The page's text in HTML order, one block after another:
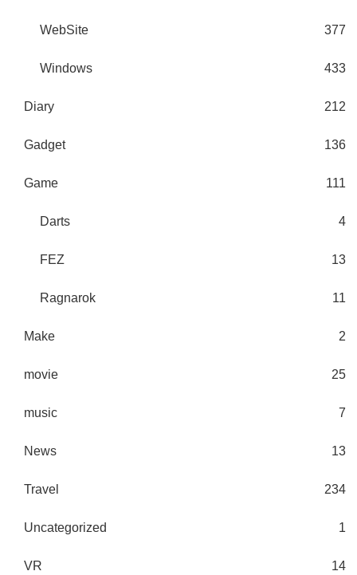
WebSite 377
Windows 433
Diary 212
Gadget 136
Game 111
Darts 4
FEZ 13
Ragnarok 11
Make 2
movie 25
music 7
News 13
Travel 234
Uncategorized 1
VR 14